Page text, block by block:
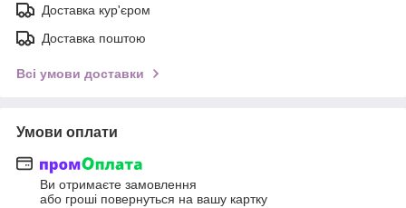
Доставка кур'єром
Доставка поштою
Всі умови доставки
Умови оплати
Ви отримаєте замовлення
або гроші повернуться на вашу картку